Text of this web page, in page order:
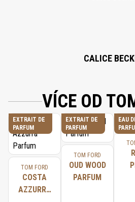
CALICE
VÍCE OD
EXTRAIT DE
PARFUM
TOM FORD
COSTA
AZZURRA
EXTRAIT DE
PARFUM
TOM FORD
OUD WOOD
PARFUM
EAU